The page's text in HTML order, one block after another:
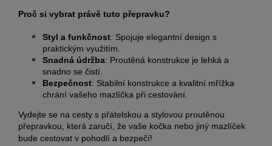
Proč si vybrat právě tuto přepravku?
Styl a funkčnost: Spojuje elegantní design s
praktickým využitím.
Snadná údržba: Proutěná konstrukce je lehká a
snadno se čistí.
Bezpečnost: Stabilní konstrukce a kvalitní mřížka
chrání vašeho mazlíčka při cestování.
Vydejte se na cesty s přátelskou a stylovou proutěnou
přepravkou, která zaručí, že vaše kočka nebo jiný mazlíček
bude cestovat v pohodlí a bezpečí!